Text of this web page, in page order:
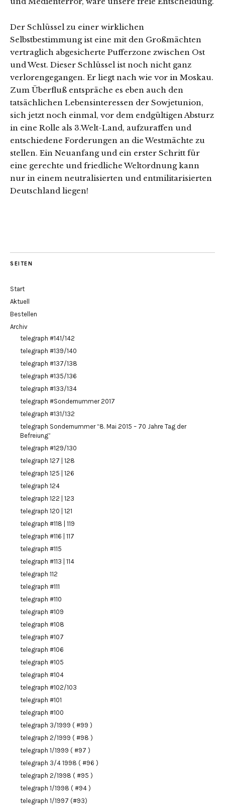
Der Schlüssel zu einer wirklichen
Selbstbestimmung ist eine mit den Großmächten
vertraglich abgesicherte Pufferzone zwischen Ost
und West. Dieser Schlüssel ist noch nicht ganz
verlorengegangen. Er liegt nach wie vor in Moskau.
Zum Überfluß entspräche es eben auch den
tatsächlichen Lebensinteressen der Sowjetunion,
sich jetzt noch einmal, vor dem endgültigen Absturz
in eine Rolle als 3.Welt-Land, aufzuraffen und
entschiedene Forderungen an die Westmächte zu
stellen. Ein Neuanfang und ein erster Schritt für
eine gerechte und friedliche Weltordnung kann
nur in einem neutralisierten und entmilitarisierten
Deutschland liegen!
SEITEN
Start
Aktuell
Bestellen
Archiv
telegraph #141/142
telegraph #139/140
telegraph #137/138
telegraph #135/136
telegraph #133/134
telegraph #Sondernummer 2017
telegraph #131/132
telegraph Sondernummer “8. Mai 2015 – 70 Jahre Tag der
Befreiung”
telegraph #129/130
telegraph 127 | 128
telegraph 125 | 126
telegraph 124
telegraph 122 | 123
telegraph 120 | 121
telegraph #118 | 119
telegraph #116 | 117
telegraph #115
telegraph #113 | 114
telegraph 112
telegraph #111
telegraph #110
telegraph #109
telegraph #108
telegraph #107
telegraph #106
telegraph #105
telegraph #104
telegraph #102/103
telegraph #101
telegraph #100
telegraph 3/1999 ( #99 )
telegraph 2/1999 ( #98 )
telegraph 1/1999 ( #97 )
telegraph 3/4 1998 ( #96 )
telegraph 2/1998 ( #95 )
telegraph 1/1998 ( #94 )
telegraph 1/1997 (#93)